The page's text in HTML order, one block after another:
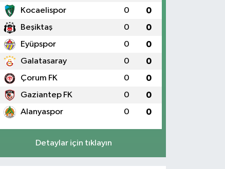
Kocaelispor 0 0
Beşiktaş 0 0
Eyüpspor 0 0
Galatasaray 0 0
Çorum FK 0 0
Gaziantep FK 0 0
Alanyaspor 0 0
Detaylar için tıklayın